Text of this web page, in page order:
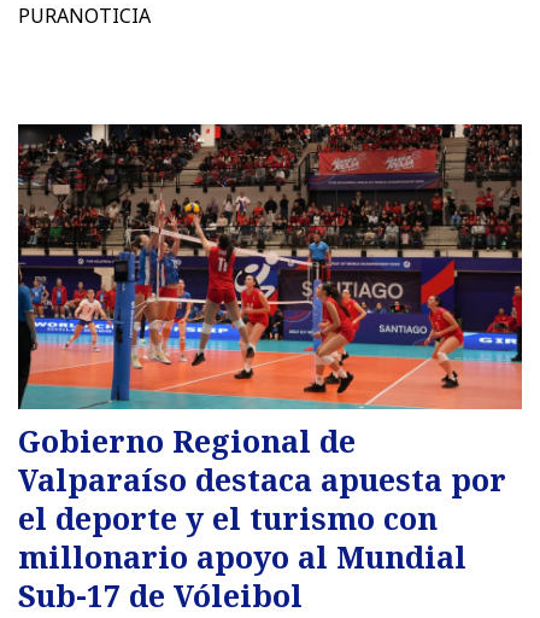
PURANOTICIA
Gobierno Regional de
Valparaíso destaca apuesta por
el deporte y el turismo con
millonario apoyo al Mundial
Sub-17 de Vóleibol